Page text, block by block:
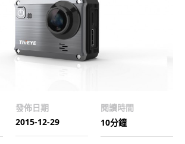
發佈日期
2015-12-29
閱讀時間
10分鐘